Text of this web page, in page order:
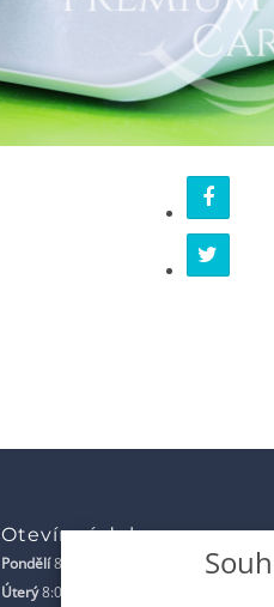
Otevírací doba
Pondělí8:00 - 17:00
Úterý8:00 - 17:00